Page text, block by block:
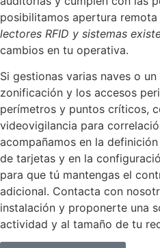
posibilitamos apertura remota
lectores RFID y sistemas
cambios en tu operativa.
Si gestionas varias naves o
zonificación y los accesos
perímetros y puntos críticos,
videovigilancia para
acompañamos en la
de tarjetas y en la
para que tú mantengas el
adicional. Contacta con
instalación y proponerte una
actividad y al tamaño de tu